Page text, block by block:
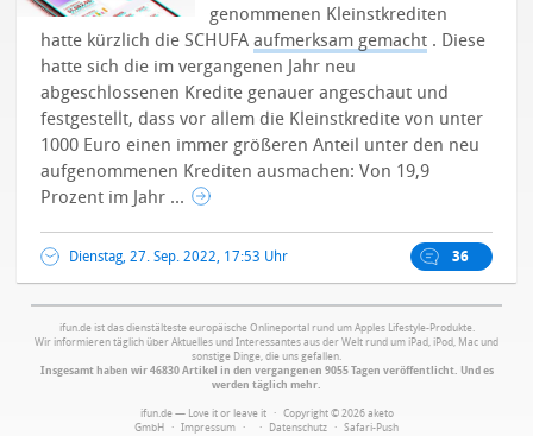
genommenen Kleinstkrediten
hatte kürzlich die SCHUFAaufmerksam gemacht . Diese
hatte sich die im vergangenen Jahr neu
abgeschlossenen Kredite genauer angeschaut und
festgestellt, dass vor allem die Kleinstkredite von unter
1000 Euro einen immer größeren Anteil unter den neu
aufgenommenen Krediten ausmachen: Von 19,9
Prozent im Jahr ...
Dienstag, 27. Sep. 2022, 17:53 Uhr 36
ifun.de ist das dienstälteste europäische Onlineportal rund um Apples Lifestyle-Produkte.
Wir informieren täglich über Aktuelles und Interessantes aus der Welt rund um iPad, iPod, Mac und
sonstige Dinge, die uns gefallen.
Insgesamt haben wir 46830 Artikel in den vergangenen 9055 Tagen veröffentlicht. Und es
werden täglich mehr.
ifun.de — Love it or leave it · Copyright © 2026 aketo
GmbH · Impressum · · Datenschutz · Safari-Push